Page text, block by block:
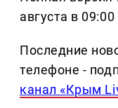
августа в
Последние
телефоне -
канал «Крым